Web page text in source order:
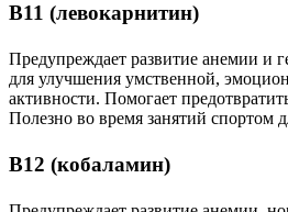
В11 (левокарнитин)
Предупреждает развитие анемии и
для улучшения умственной,
активности. Помогает
Полезно во время занятий спортом
В12 (кобаламин)